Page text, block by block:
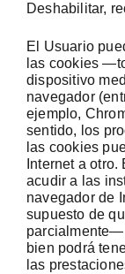
Deshabilitar,
El Usuario
las cookies
dispositivo
navegador
ejemplo,
sentido, los
las cookies
Internet a
acudir a las
navegador de
supuesto de
parcialmente—
bien podrá
las